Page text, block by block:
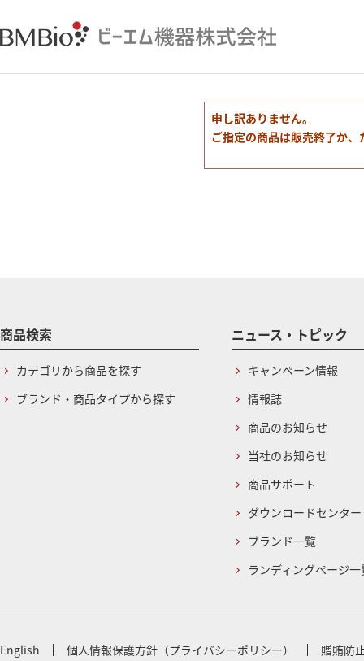
申し訳ありません。
ご指定の商品は販売終了か
商品検索
カテゴリから商品を探す
ブランド・商品タイプから探す
ニュース・トピック
キャンペーン情報
情報誌
商品のお知らせ
当社のお知らせ
商品サポート
ダウンロードセンター
ブランド一覧
ランディングページ一
English 個人情報保護方針（プライバシーポリシー） 贈賄防